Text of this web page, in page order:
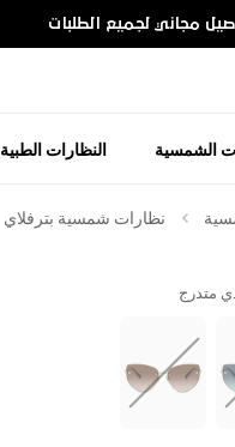
مجاني لجميع الطلبات
الشمسية النظارات الطبية
نظارات شمسية بترفلاي
متدرج